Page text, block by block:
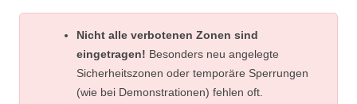
Nicht alle verbotenen Zonen sind
eingetragen! Besonders neu angelegte
Sicherheitszonen oder temporäre Sperrungen
(wie bei Demonstrationen) fehlen oft.